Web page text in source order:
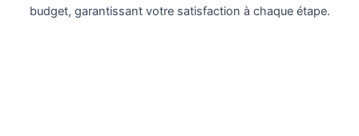
budget, garantissant votre satisfaction à chaque étape.